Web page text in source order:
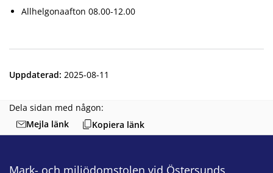
Allhelgonaafton 08.00-12.00
Uppdaterad: 2025-08-11
Dela sidan med någon:
Mejla länk
Kopiera länk